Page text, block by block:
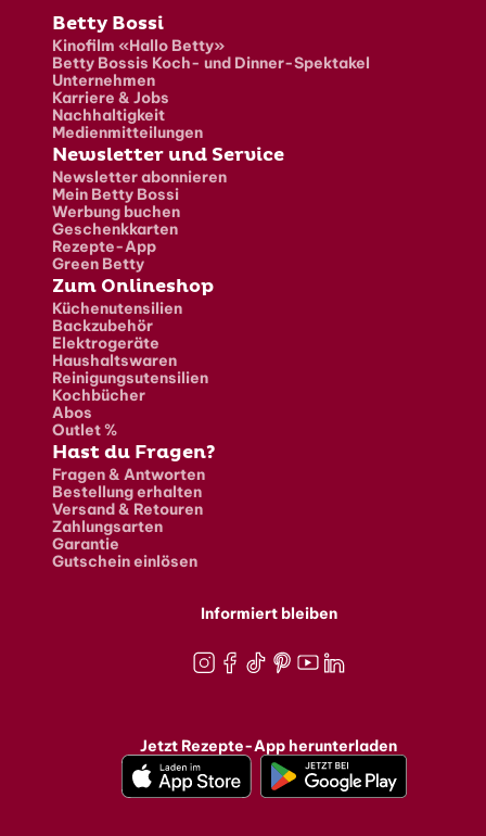
Fusszeile
Betty Bossi
Kinofilm «Hallo Betty»
Betty Bossis Koch- und Dinner-Spektakel
Unternehmen
Karriere & Jobs
Nachhaltigkeit
Medienmitteilungen
Newsletter und Service
Newsletter abonnieren
Mein Betty Bossi
Werbung buchen
Geschenkkarten
Rezepte-App
Green Betty
Zum Onlineshop
Küchenutensilien
Backzubehör
Elektrogeräte
Haushaltswaren
Reinigungsutensilien
Kochbücher
Abos
Outlet %
Hast du Fragen?
Fragen & Antworten
Bestellung erhalten
Versand & Retouren
Zahlungsarten
Garantie
Gutschein einlösen
Informiert bleiben
Jetzt Rezepte-App herunterladen